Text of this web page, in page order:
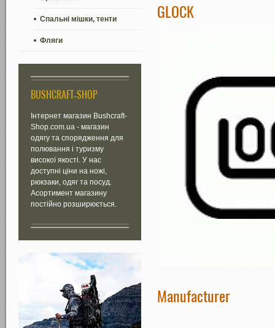
Спальні мішки, тенти
Фляги
BUSHCRAFT-SHOP
Інтернет магазин Bushcraft-
Shop.com.ua - магазин
одягу та спорядження для
полювання і туризму
високої якості. У нас
доступні ціни на ножі,
рюкзаки, одяг та посуд.
Асортимент магазину
постійно розширюється.
GLOCK
Manufacturer